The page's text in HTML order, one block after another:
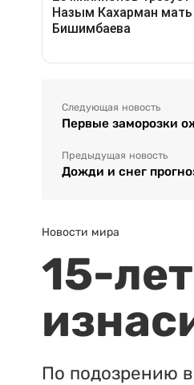
Следующая новость
Первые заморозки
Предыдущая новость
Дожди и снег
Новости мира
15-
По подозрению